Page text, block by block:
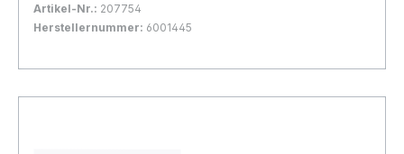
Artikel-Nr.: 207754
Herstellernummer: 6001445
In den Warenkorb